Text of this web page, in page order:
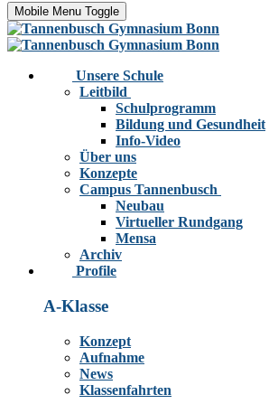
Mobile Menu Toggle
Unsere Schule
Leitbild
Schulprogramm
Bildung und Gesundheit
Info-Video
Über uns
Konzepte
Campus Tannenbusch
Neubau
Virtueller Rundgang
Mensa
Archiv
Profile
A-Klasse
Konzept
Aufnahme
News
Klassenfahrten